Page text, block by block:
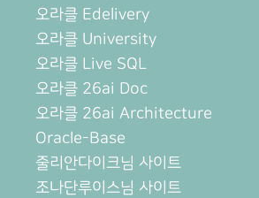
오라클 Edelivery
오라클 University
오라클 Live SQL
오라클 26ai Doc
오라클 26ai Architecture
Oracle-Base
줄리안다이크님 사이트
조나단루이스님 사이트